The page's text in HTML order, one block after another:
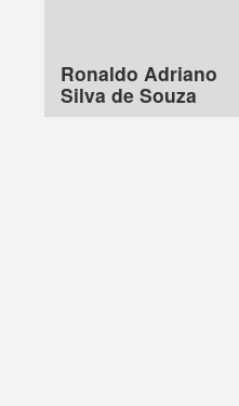
Ronaldo Adriano
Silva de Souza